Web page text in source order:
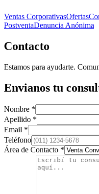
Ventas CorporativasOfertas
PostventaDenuncia Anónima
Contacto
Estamos para ayudarte.
Envianos tu
Nombre *
Apellido *
Email *
Teléfono
Área de Contacto *